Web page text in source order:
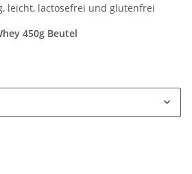
leicht, lactosefrei und glutenfrei
450g Beutel